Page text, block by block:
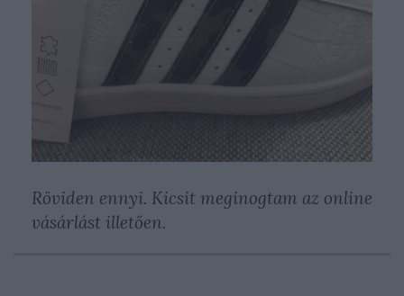
Röviden ennyi. Kicsit meginogtam az online
vásárlást illetően.